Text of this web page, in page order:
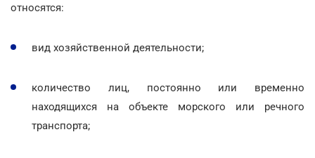
относятся:
вид хозяйственной деятельности;
количество лиц, постоянно или временно
находящихся на объекте морского или речного
транспорта;